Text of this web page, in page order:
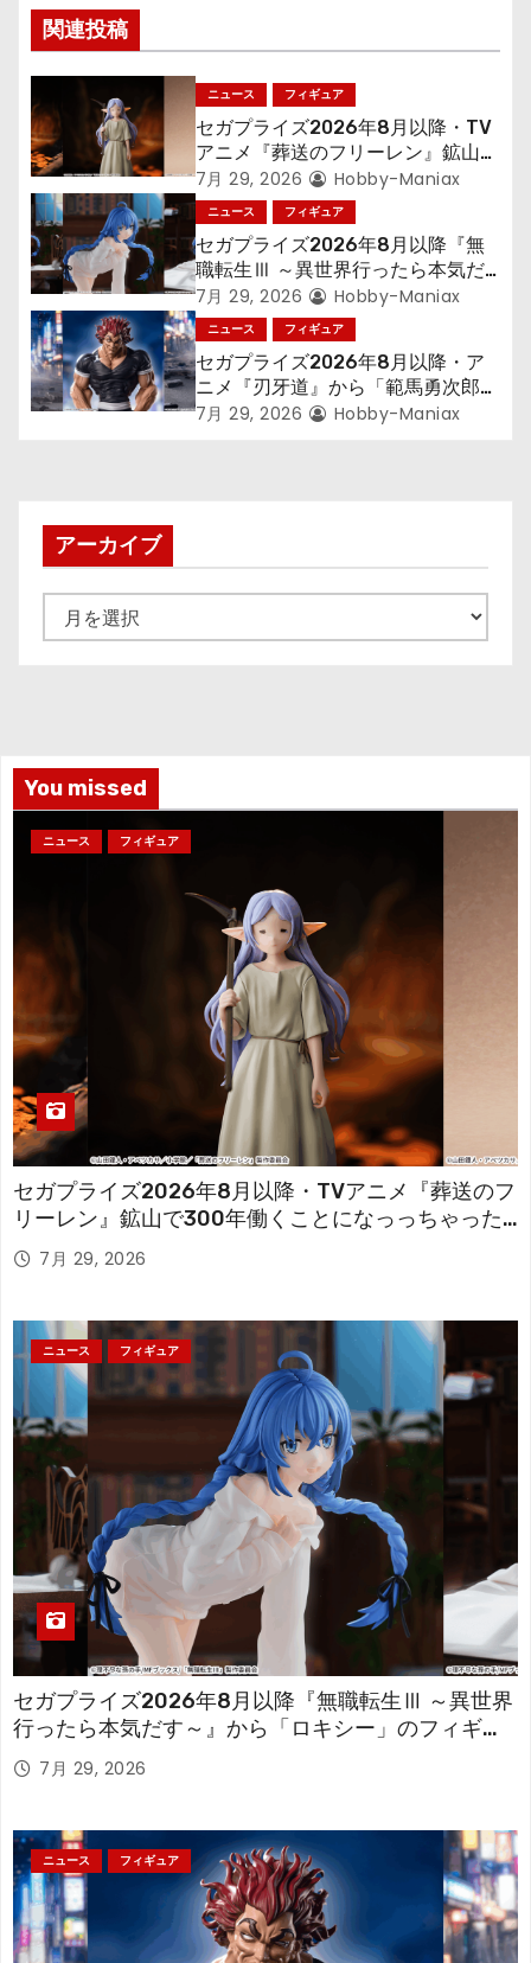
ゲ
ー
シ
ョ
ン
関連投稿
ニュース フィギュア
セガプライズ2026年8月以降・TV
アニメ『葬送のフリーレン』鉱山で
300年働くことになっっちゃった
「フリーレン」を立体化！
7月 29, 2026 Hobby-Maniax
ニュース フィギュア
セガプライズ2026年8月以降『無
職転生Ⅲ ～異世界行ったら本気だ
す～』から「ロキシー」のフィギュ
アが登場！
7月 29, 2026 Hobby-Maniax
ニュース フィギュア
セガプライズ2026年8月以降・ア
ニメ『刃牙道』から「範馬勇次郎」
が登場ッッ!!
7月 29, 2026 Hobby-Maniax
アーカイブ
ー
You missed
ニュース フィギュア
セガプライズ2026年8月以降・TVアニメ『葬送のフ
リーレン』鉱山で300年働くことになっっちゃった
「フリーレン」を立体化！
7月 29, 2026
ニュース フィギュア
セガプライズ2026年8月以降『無職転生Ⅲ ～異世界
行ったら本気だす～』から「ロキシー」のフィギュ
アが登場！
7月 29, 2026
ニュース フィギュア